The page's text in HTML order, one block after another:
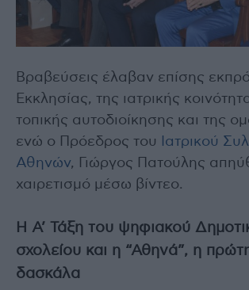
Βραβεύσεις έλαβαν επίσης
Εκκλησίας, της ιατρικής
τοπικής αυτοδιοίκησης και της
ενώ ο Πρόεδρος του
Ιατρικού
Αθηνών, Γιώργος Πατούλης
χαιρετισμό μέσω βίντεο.
Η Α’ Τάξη του ψηφιακού
σχολείου και η “Αθηνά”, η
δασκάλα